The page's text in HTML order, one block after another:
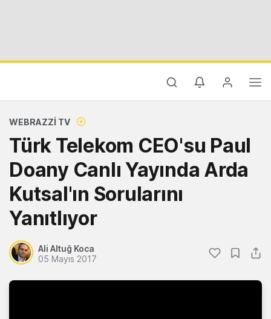
WEBRAZZI TV
Türk Telekom CEO'su Paul
Doany Canlı Yayında Arda
Kutsal'ın Sorularını
Yanıtlıyor
Ali Altuğ Koca
05 Mayıs 2017